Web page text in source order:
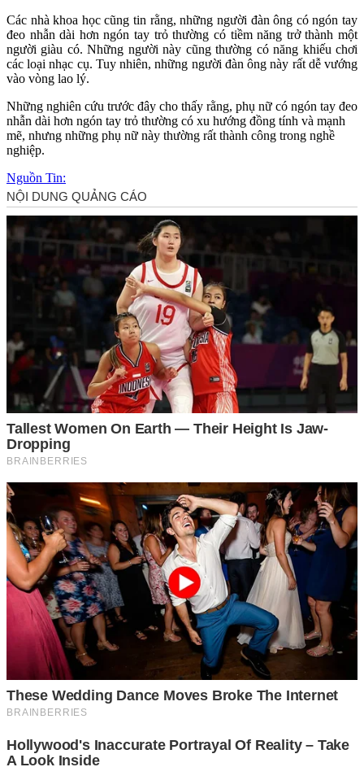
Các nhà khoa học cũng tin rằng, những người đàn ông có ngón tay
đeo nhẫn dài hơn ngón tay trỏ thường có tiềm năng trở thành một
người giàu có. Những người này cũng thường có năng khiếu chơi
các loại nhạc cụ. Tuy nhiên, những người đàn ông này rất dễ vướng
vào vòng lao lý.
Những nghiên cứu trước đây cho thấy rằng, phụ nữ có ngón tay đeo
nhẫn dài hơn ngón tay trỏ thường có xu hướng đồn‌g tín‌h và mạnh
mẽ, nhưng những phụ nữ này thường rất thành công trong nghề
nghiệp.
Nguồn Tin: